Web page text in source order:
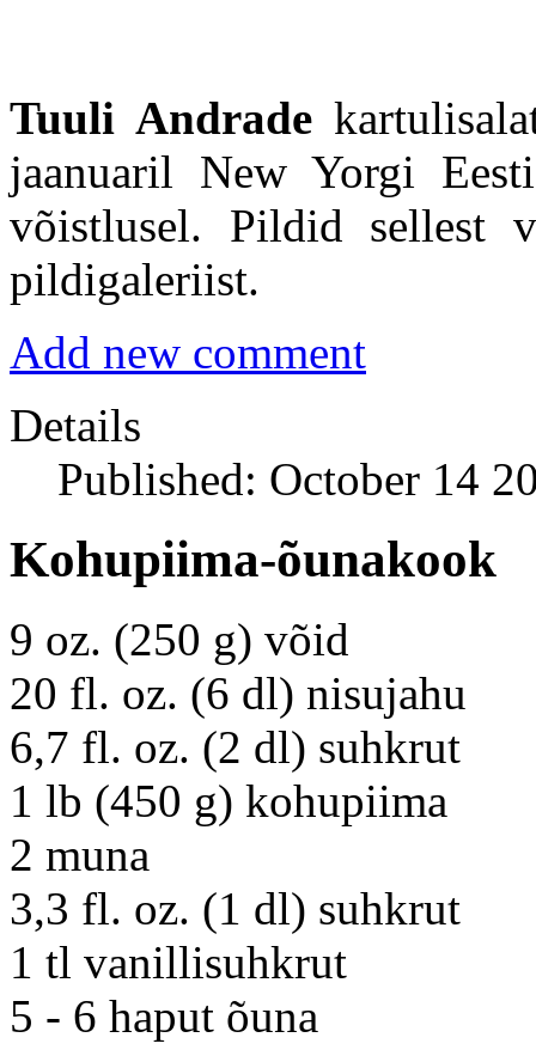
Tuuli Andrade
jaanuaril New Yorgi
võistlusel. Pildid sellest
pildigaleriist.
Add new comment
Details
Published: October 14
Kohupiima-õunakook
9 oz. (250 g) võid
20 fl. oz. (6 dl) nisujahu
6,7 fl. oz. (2 dl) suhkrut
1 lb (450 g) kohupiima
2 muna
3,3 fl. oz. (1 dl) suhkrut
1 tl vanillisuhkrut
5 - 6 haput õuna